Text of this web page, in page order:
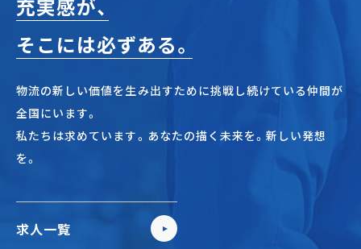
充実感が、
そこには必ずある。
物流の新しい価値を生み出すために挑戦し続けている仲間が
全国にいます。
私たちは求めています。あなたの描く未来を。新しい発想
を。
求人一覧